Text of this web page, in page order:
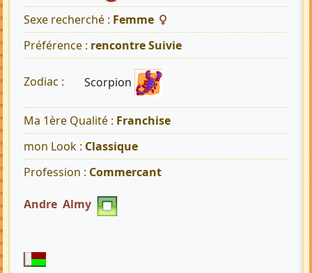
Sexe recherché : Femme
Préférence : rencontre Suivie
Zodiac : Scorpion
Ma 1ère Qualité : Franchise
mon Look : Classique
Profession : Commercant
Andre Almy